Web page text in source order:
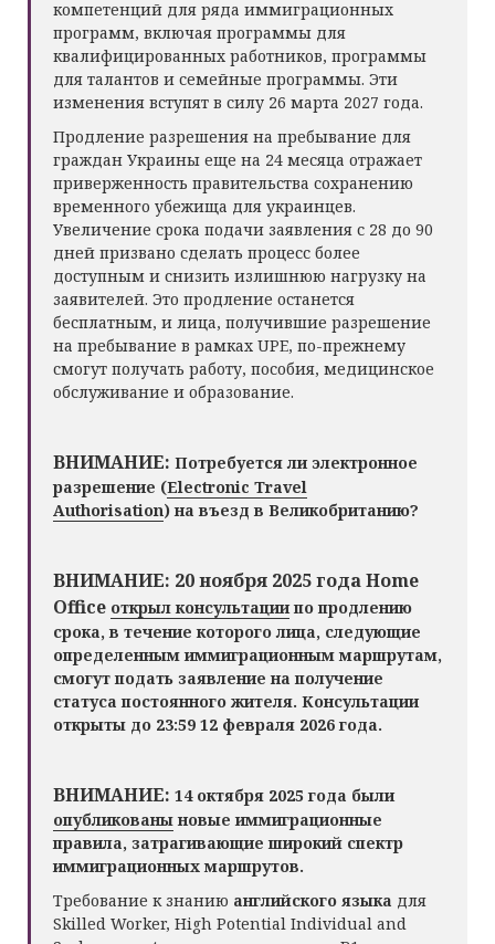
компетенций для ряда иммиграционных
программ, включая программы для
квалифицированных работников, программы
для талантов и семейные программы. Эти
изменения вступят в силу 26 марта 2027 года.
Продление разрешения на пребывание для
граждан Украины еще на 24 месяца отражает
приверженность правительства сохранению
временного убежища для украинцев.
Увеличение срока подачи заявления с 28 до 90
дней призвано сделать процесс более
доступным и снизить излишнюю нагрузку на
заявителей. Это продление останется
бесплатным, и лица, получившие разрешение
на пребывание в рамках UPE, по-прежнему
смогут получать работу, пособия, медицинское
обслуживание и образование.
ВНИМАНИЕ: Потребуется ли электронное
разрешение (Electronic Travel
Authorisation) на въезд в Великобританию?
ВНИМАНИЕ: 20 ноября 2025 года Home
Office открылконсультациипо продлению
срока, в течение которого лица, следующие
определенным иммиграционным маршрутам,
смогут подать заявление на получение
статуса постоянного жителя. Консультации
открыты до 23:59 12 февраля 2026 года.
ВНИМАНИЕ: 14 октября 2025 года были
опубликованыновые иммиграционные
правила, затрагивающие широкий спектр
иммиграционных маршрутов.
Требование к знанию английского языка для
Skilled Worker, High Potential Individual and